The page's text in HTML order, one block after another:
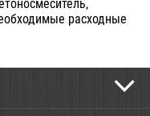
расходные